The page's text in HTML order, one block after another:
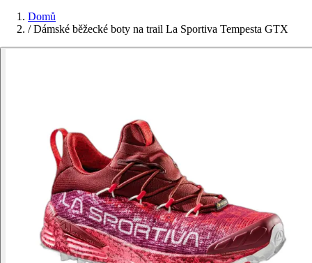
Domů
/ Dámské běžecké boty na trail La Sportiva Tempesta GTX